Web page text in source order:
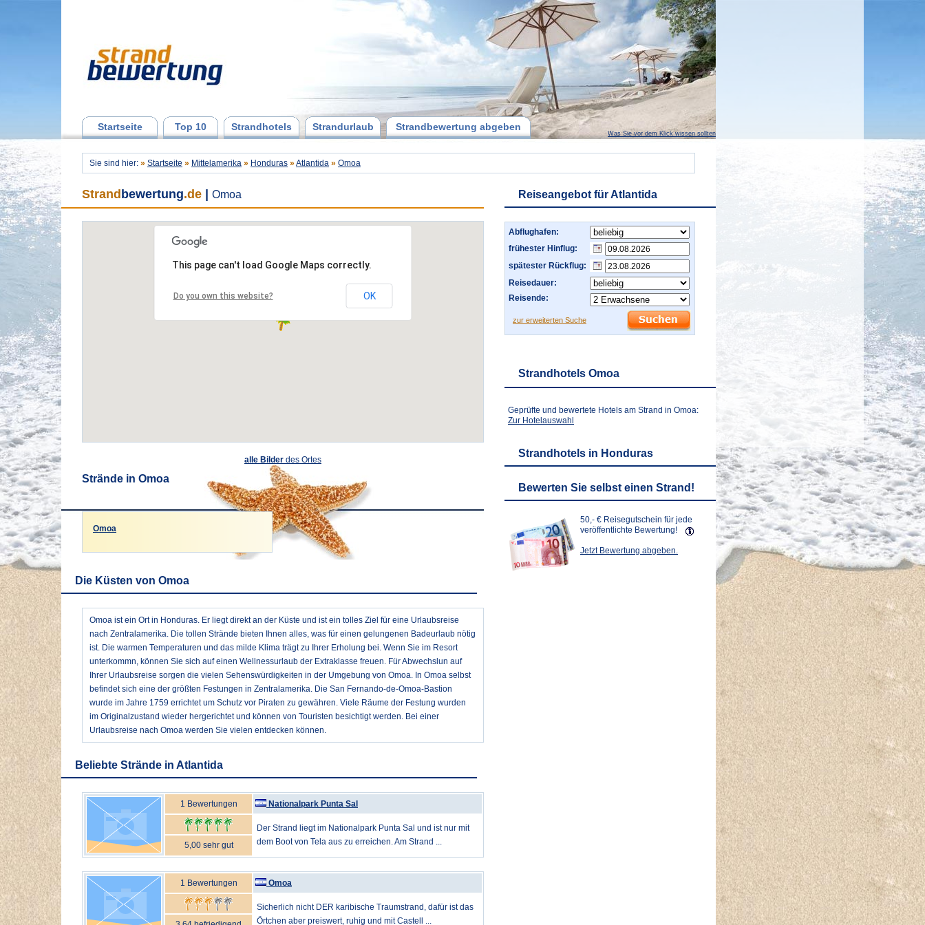
Startseite Top 10 Strandhotels Strandurlaub Strandbewertung abgeben
Was Sie vor dem Klick wissen sollten
Sie sind hier: » Startseite » Mittelamerika » Honduras » Atlantida » Omoa
Strand bewertung.de Omoa
This page can't load Google Maps correctly.
Do you own this website? OK
alle Bilder des Ortes
Strände in Omoa
Omoa
Die Küsten von Omoa
Omoa ist ein Ort in Honduras. Er liegt direkt an der Küste und ist ein tolles Ziel für eine Urlaubsreise
nach Zentralamerika. Die tollen Strände bieten Ihnen alles, was für einen gelungenen Badeurlaub nötig
ist. Die warmen Temperaturen und das milde Klima trägt zu Ihrer Erholung bei. Wenn Sie im Resort
unterkommn, können Sie sich auf einen Wellnessurlaub der Extraklasse freuen. Für Abwechslun auf
Ihrer Urlaubsreise sorgen die vielen Sehenswürdigkeiten in der Umgebung von Omoa. In Omoa selbst
befindet sich eine der größten Festungen in Zentralamerika. Die San Fernando-de-Omoa-Bastion
wurde im Jahre 1759 errichtet um Schutz vor Piraten zu gewähren. Viele Räume der Festung wurden
im Originalzustand wieder hergerichtet und können von Touristen besichtigt werden. Bei einer
Urlaubsreise nach Omoa werden Sie vielen entdecken können.
Beliebte Strände in Atlantida
1 Bewertungen Nationalpark Punta Sal
Der Strand liegt im Nationalpark Punta Sal und ist nur mit
dem Boot von Tela aus zu erreichen. Am Strand ...
5,00 sehr gut
1 Bewertungen Omoa
Sicherlich nicht DER karibische Traumstrand, dafür ist das
Örtchen aber preiswert, ruhig und mit Castell ...
Reiseangebot für Atlantida
Abflughafen:
frühester Hinflug:
spätester Rückflug:
Reisedauer:
Reisende:
zur erweiterten Suche
Strandhotels Omoa
Geprüfte und bewertete Hotels am Strand in Omoa:
Zur Hotelauswahl
Strandhotels in Honduras
Bewerten Sie selbst einen Strand!
50,- € Reisegutschein für jede
veröffentlichte Bewertung!
Jetzt Bewertung abgeben.